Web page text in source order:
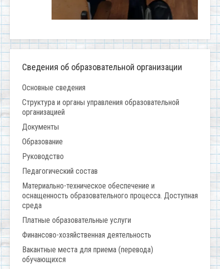
Сведения об образовательной организации
Основные сведения
Структура и органы управления образовательной
организацией
Документы
Образование
Руководство
Педагогический состав
Материально-техническое обеспечение и
оснащенность образовательного процесса. Доступная
среда
Платные образовательные услуги
Финансово-хозяйственная деятельность
Вакантные места для приема (перевода)
обучающихся